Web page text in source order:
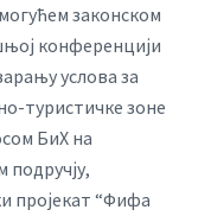
законском
конференцији
услова за
туристичке зоне
БиХ на
пројекат “Фифа